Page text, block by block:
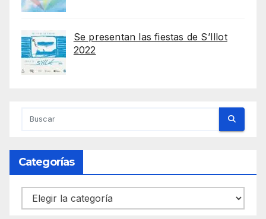
Se presentan las fiestas de S’Illot
2022
Categorías
Categorías